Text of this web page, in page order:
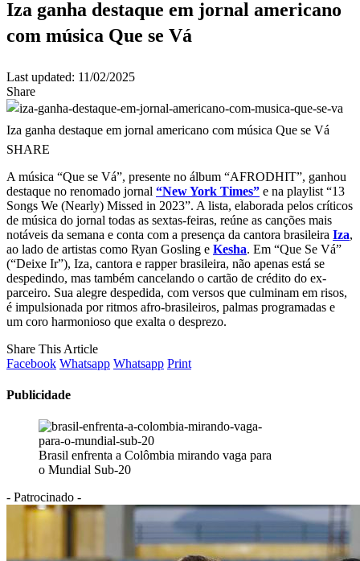
Iza ganha destaque em jornal americano
com música Que se Vá
Last updated: 11/02/2025
Share
Iza ganha destaque em jornal americano com música Que se Vá
SHARE
A música “Que se Vá”, presente no álbum “AFRODHIT”, ganhou
destaque no renomado jornal “New York Times” e na playlist “13
Songs We (Nearly) Missed in 2023”. A lista, elaborada pelos críticos
de música do jornal todas as sextas-feiras, reúne as canções mais
notáveis da semana e conta com a presença da cantora brasileira Iza,
ao lado de artistas como Ryan Gosling e Kesha. Em “Que Se Vá”
(“Deixe Ir”), Iza, cantora e rapper brasileira, não apenas está se
despedindo, mas também cancelando o cartão de crédito do ex-
parceiro. Sua alegre despedida, com versos que culminam em risos,
é impulsionada por ritmos afro-brasileiros, palmas programadas e
um coro harmonioso que exalta o desprezo.
Share This Article
Facebook Whatsapp Whatsapp Print
Publicidade
Brasil enfrenta a Colômbia mirando vaga para
o Mundial Sub-20
- Patrocinado -